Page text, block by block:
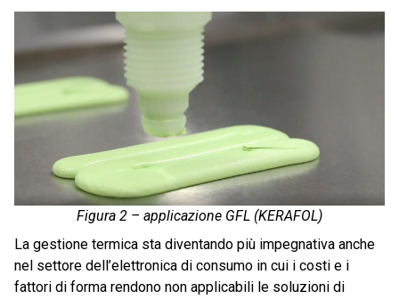
Figura 2 – applicazione GFL (KERAFOL)
La gestione termica sta diventando più impegnativa anche
nel settore dell’elettronica di consumo in cui i costi e i
fattori di forma rendono non applicabili le soluzioni di